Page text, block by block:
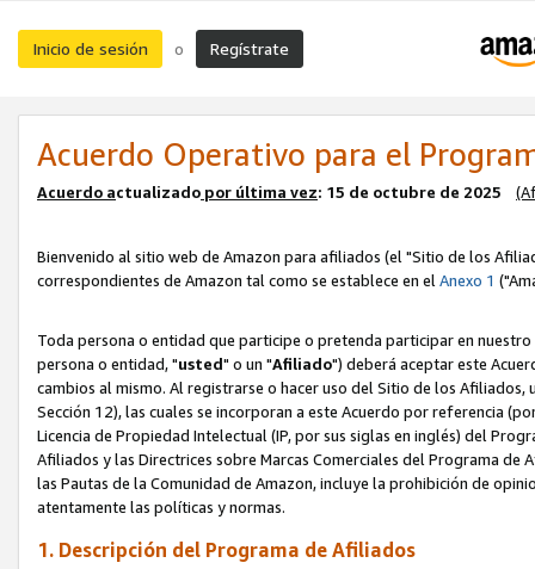
Inicio de sesión o Regístrate
Acuerdo Operativo para el
Acuerdo actualizado por última vez: 15 de octubre de 2025
Bienvenido al sitio web de Amazon para afiliados (el "Sitio de los
correspondientes de Amazon tal como se establece en elAnexo 1
Toda persona o entidad que participe o pretenda participar en
persona o entidad, "usted" o un "Afiliado") deberá aceptar este
cambios al mismo. Al registrarse o hacer uso del Sitio de los
Sección 12), las cuales se incorporan a este Acuerdo por referencia
Licencia de Propiedad Intelectual (IP, por sus siglas en inglés) del
Afiliados y las Directrices sobre Marcas Comerciales del Programa
las Pautas de la Comunidad de Amazon, incluye la prohibición de
atentamente las políticas y normas.
1. Descripción del Programa de Afiliados